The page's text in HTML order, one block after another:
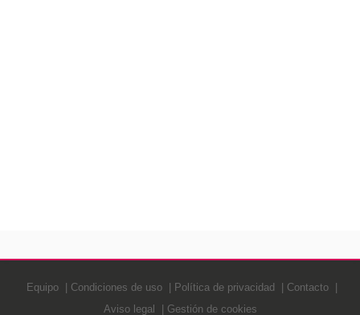
Equipo Condiciones de uso Política de privacidad
Contacto
Aviso legal
Gestión de cookies